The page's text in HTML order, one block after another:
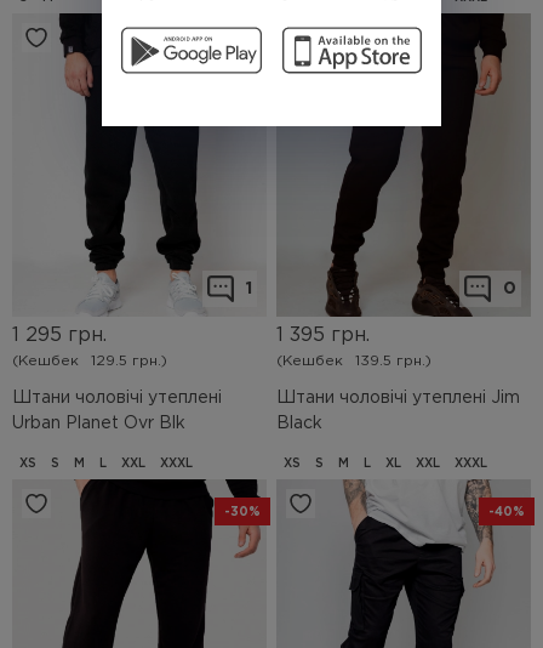
1
Штани чоловічі утеплені
Urban Planet Ovr Blk
1 295 грн.
(Кешбек 129.5 грн.)
XS S M L XXL XXXL
0
Штани чоловічі утеплені Jim
Black
1 395 грн.
(Кешбек 139.5 грн.)
XS S M L XL XXL XXXL
-30% -40%